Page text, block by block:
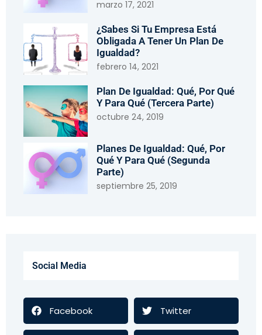
marzo 17, 2021
¿Sabes Si Tu Empresa Está
Obligada A Tener Un Plan De
Igualdad?
febrero 14, 2021
Plan De Igualdad: Qué, Por Qué
Y Para Qué (tercera Parte)
octubre 24, 2019
Planes De Igualdad: Qué, Por
Qué Y Para Qué (segunda
Parte)
septiembre 25, 2019
Social Media
Facebook Twitter